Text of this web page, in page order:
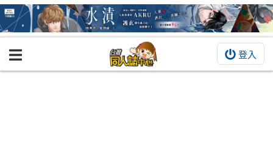
登入
BOOKY書集倉庫